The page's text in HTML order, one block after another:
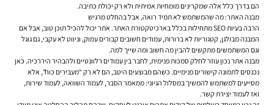
הם בדרך כלל אלה שמקרינים מומחיות אמיתית ולא רק יכולת כתיבה.
מבנה האתר: מה שהמשתמש לא תמיד רואה, אבל בהחלט מרגיש
הרבה בעיות SEO מתחילות בכלל בארכיטקטורת האתר. אתר יכול להכיל תוכן טוב, אבל אם
המבנה מבולגן, קטגוריות לא ברורות, עמודים חשובים קבורים עמוק, וניווט לא עקבי, גם גוגל
וגם המשתמשים מתקשים להבין מה חשוב ומה שייך למה.
מבנה אתר נכון עוזר לחלק סמכות פנימית, לחבר בין עמודים רלוונטיים ולהבהיר היררכיה. כאן
נכנסים לתמונה קישורים פנימיים. כשהם מבוצעים היטב, הם לא רק “מעבירים כוח”, אלא
מסייעים למשתמש להמשיך במסלול הגיוני: ממאמר הסבר, לעמוד השוואה, לעמוד שירות,
ואז לעמוד יצירת קשר.